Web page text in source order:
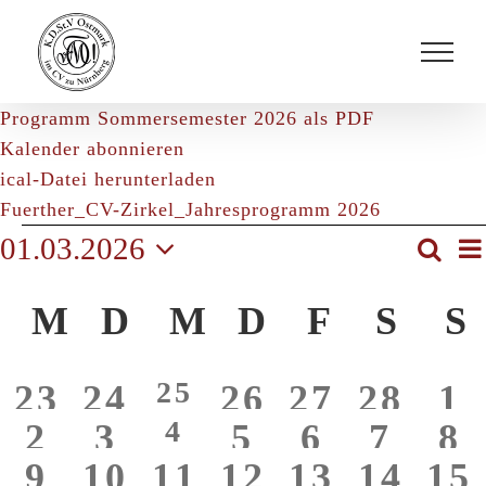
Inhalt
springen
Programm Sommersemester 2026 als PDF
Kalender abonnieren
ical-Datei herunterladen
Fuerther_CV-Zirkel_Jahresprogramm 2026
Veranstaltungen
und
Suche
01.03.2026
wählen.
Kalender
von
Veranstaltungen
M MONTAG
D DIENSTAG
M MITTWOCH
D F S S
0
Veranstaltungen
23
0
Veranstaltungen
24
1
Veranstaltung
25
0
26
0
27
0
28
0
1
0
2
0
3
1
Veranstaltung
4
0
5
0
6
0
7
0
8
0
9
0
10
0
11
0
12
0
13
0
14
0
15